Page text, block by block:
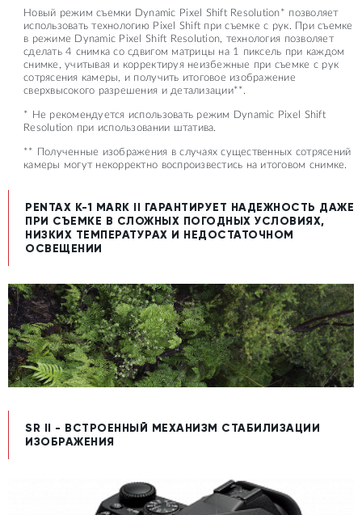
Новый режим съемки Dynamic Pixel Shift Resolution* позволяет
использовать технологию Pixel Shift при съемке с рук. При съемке
в режиме Dynamic Pixel Shift Resolution, технология позволяет
сделать 4 снимка со сдвигом матрицы на 1 пиксель при каждом
снимке, учитывая и корректируя неизбежные при съемке с рук
сотрясения камеры, и получить итоговое изображение
сверхвысокого разрешения и детализации**.
* Не рекомендуется использовать режим Dynamic Pixel Shift
Resolution при использовании штатива.
** Полученные изображения в случаях существенных сотрясений
камеры могут некорректно воспроизвестись на итоговом снимке.
PENTAX K-1 MARK II ГАРАНТИРУЕТ НАДЕЖНОСТЬ ДАЖЕ
ПРИ СЪЕМКЕ В СЛОЖНЫХ ПОГОДНЫХ УСЛОВИЯХ,
НИЗКИХ ТЕМПЕРАТУРАХ И НЕДОСТАТОЧНОМ
ОСВЕЩЕНИИ
SR II - ВСТРОЕННЫЙ МЕХАНИЗМ СТАБИЛИЗАЦИИ
ИЗОБРАЖЕНИЯ